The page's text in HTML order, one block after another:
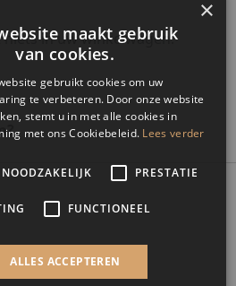
in uw winkelwagen.
×
maakt gebruik
van cookies.
gebruikt cookies om uw
te verbeteren. Door onze website
stemt u in met alle cookies in
met ons Cookiebeleid. Lees verder
PRESTATIE
FUNCTIONEEL
ALLES ACCEPTEREN